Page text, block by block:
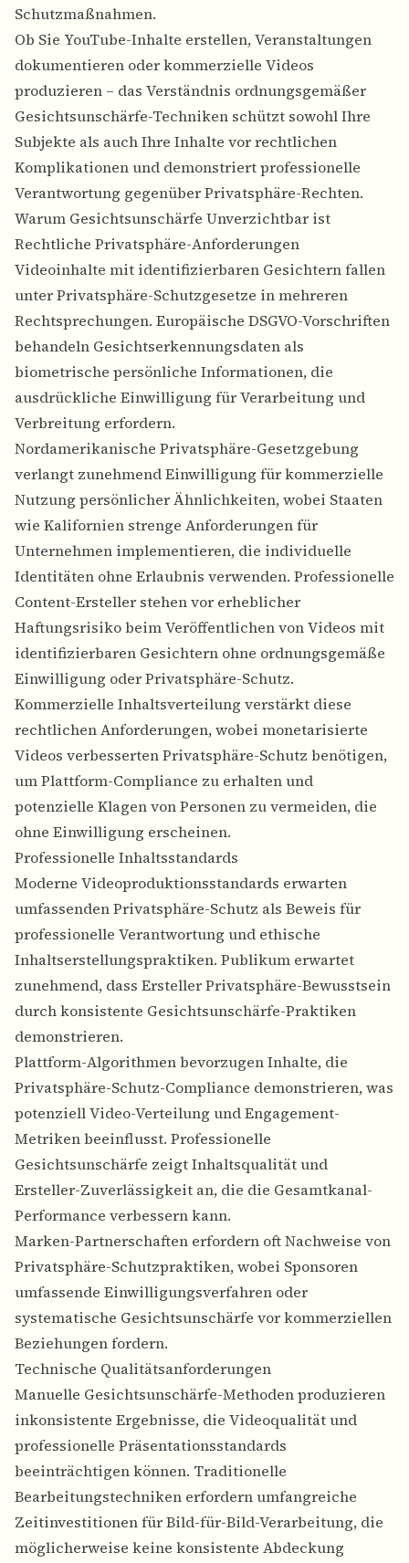
Schutzmaßnahmen.
Ob Sie YouTube-Inhalte erstellen, Veranstaltungen
dokumentieren oder kommerzielle Videos
produzieren – das Verständnis ordnungsgemäßer
Gesichtsunschärfe-Techniken schützt sowohl Ihre
Subjekte als auch Ihre Inhalte vor rechtlichen
Komplikationen und demonstriert professionelle
Verantwortung gegenüber Privatsphäre-Rechten.
Warum Gesichtsunschärfe Unverzichtbar ist
Rechtliche Privatsphäre-Anforderungen
Videoinhalte mit identifizierbaren Gesichtern fallen
unter Privatsphäre-Schutzgesetze in mehreren
Rechtsprechungen. Europäische DSGVO-Vorschriften
behandeln Gesichtserkennungsdaten als
biometrische persönliche Informationen, die
ausdrückliche Einwilligung für Verarbeitung und
Verbreitung erfordern.
Nordamerikanische Privatsphäre-Gesetzgebung
verlangt zunehmend Einwilligung für kommerzielle
Nutzung persönlicher Ähnlichkeiten, wobei Staaten
wie Kalifornien strenge Anforderungen für
Unternehmen implementieren, die individuelle
Identitäten ohne Erlaubnis verwenden. Professionelle
Content-Ersteller stehen vor erheblicher
Haftungsrisiko beim Veröffentlichen von Videos mit
identifizierbaren Gesichtern ohne ordnungsgemäße
Einwilligung oder Privatsphäre-Schutz.
Kommerzielle Inhaltsverteilung verstärkt diese
rechtlichen Anforderungen, wobei monetarisierte
Videos verbesserten Privatsphäre-Schutz benötigen,
um Plattform-Compliance zu erhalten und
potenzielle Klagen von Personen zu vermeiden, die
ohne Einwilligung erscheinen.
Professionelle Inhaltsstandards
Moderne Videoproduktionsstandards erwarten
umfassenden Privatsphäre-Schutz als Beweis für
professionelle Verantwortung und ethische
Inhaltserstellungspraktiken. Publikum erwartet
zunehmend, dass Ersteller Privatsphäre-Bewusstsein
durch konsistente Gesichtsunschärfe-Praktiken
demonstrieren.
Plattform-Algorithmen bevorzugen Inhalte, die
Privatsphäre-Schutz-Compliance demonstrieren, was
potenziell Video-Verteilung und Engagement-
Metriken beeinflusst. Professionelle
Gesichtsunschärfe zeigt Inhaltsqualität und
Ersteller-Zuverlässigkeit an, die die Gesamtkanal-
Performance verbessern kann.
Marken-Partnerschaften erfordern oft Nachweise von
Privatsphäre-Schutzpraktiken, wobei Sponsoren
umfassende Einwilligungsverfahren oder
systematische Gesichtsunschärfe vor kommerziellen
Beziehungen fordern.
Technische Qualitätsanforderungen
Manuelle Gesichtsunschärfe-Methoden produzieren
inkonsistente Ergebnisse, die Videoqualität und
professionelle Präsentationsstandards
beeinträchtigen können. Traditionelle
Bearbeitungstechniken erfordern umfangreiche
Zeitinvestitionen für Bild-für-Bild-Verarbeitung, die
möglicherweise keine konsistente Abdeckung